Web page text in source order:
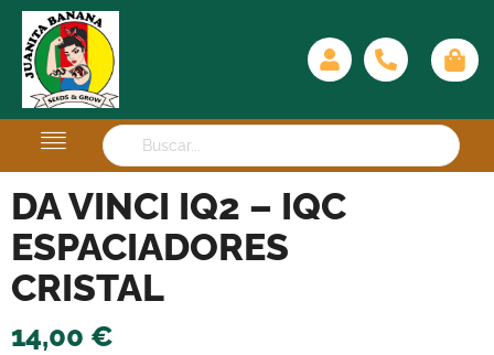
DA VINCI IQ2 – IQC
ESPACIADORES
CRISTAL
14,00 €